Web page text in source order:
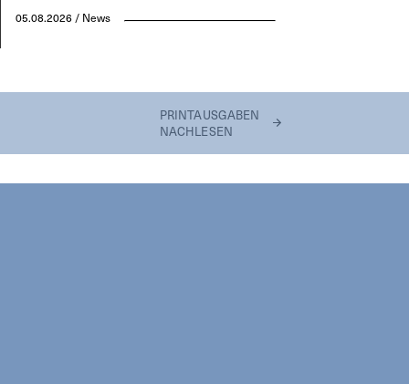
05.08.2026 / News
PRINTAUSGABEN
NACHLESEN